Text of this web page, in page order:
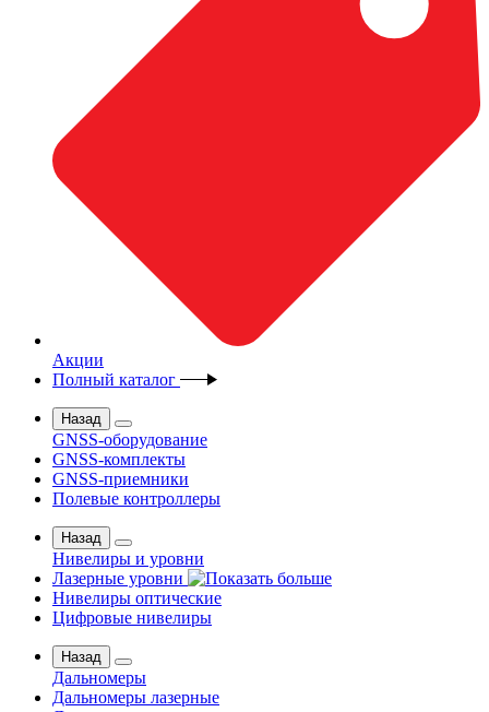
Акции
Полный каталог
Назад
GNSS-оборудование
GNSS-комплекты
GNSS-приемники
Полевые контроллеры
Назад
Нивелиры и уровни
Лазерные уровни
Нивелиры оптические
Цифровые нивелиры
Назад
Дальномеры
Дальномеры лазерные